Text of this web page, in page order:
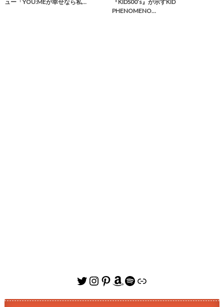
ュー「YOU:MEが幸せなら私…
『KIDS00’s』が示すKID
PHENOMENO…
Twitter
Instagram
Pinterest
Amazon
Spotify
リンク